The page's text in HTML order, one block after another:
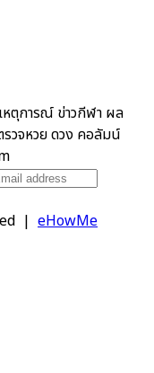
หตุการณ์ ข่าวกีฬา ผล
วจหวย ดวง คอลัมน์
| eHowMe